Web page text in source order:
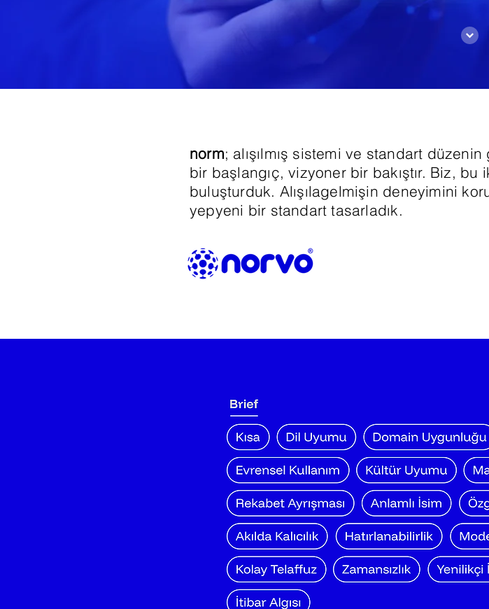
norm; alışılmış sistemi ve standart
bir başlangıç, vizyoner bir bakıştır. Biz, bu
buluşturduk. Alışılagelmişin deneyimini
yepyeni bir standart tasarladık.